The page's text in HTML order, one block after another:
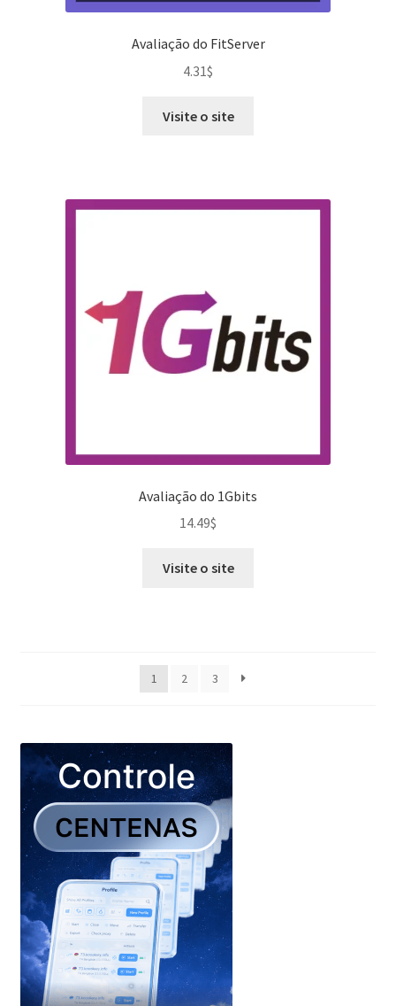
Avaliação do FitServer
4.31$
Visite o site
Avaliação do 1Gbits
14.49$
Visite o site
1 2 3